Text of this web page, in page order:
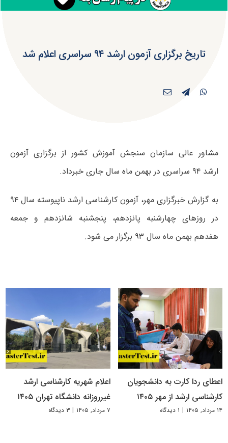
تاریخ برگزاری آزمون ارشد ۹۴ سراسری اعلام شد
مشاور عالی سازمان سنجش آموزش کشور از برگزاری آزمون
ارشد ۹۴ سراسری در بهمن ماه سال جاری خبرداد.
به گزارش خبرگزاری مهر، آزمون کارشناسی ارشد ناپیوسته سال ۹۴
در روزهای چهارشنبه پانزدهم، پنجشنبه شانزدهم و جمعه
هفدهم بهمن ماه سال ۹۳ برگزار می شود.
اعطای ردا کارت به دانشجویان
کارشناسی ارشد از مهر ۱۴۰۵
۱۴ مرداد, ۱۴۰۵ | ۱ دیدگاه
اعلام شهریه کارشناسی ارشد
غیرروزانه دانشگاه تهران ۱۴۰۵
۷ مرداد, ۱۴۰۵ | ۳ دیدگاه